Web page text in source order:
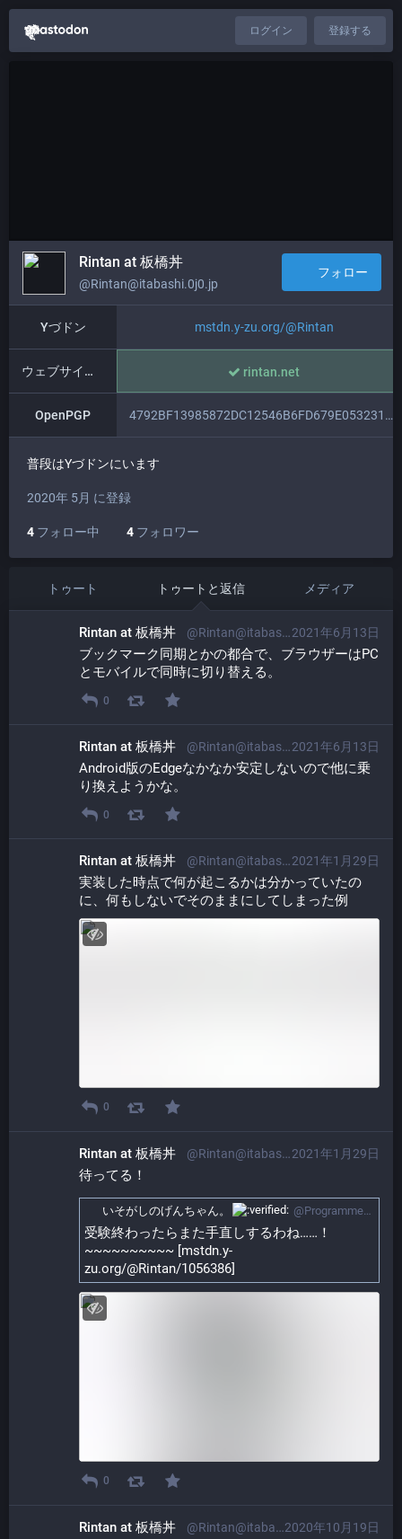
ログイン 登録する
Rintan at 板橋丼
@Rintan@itabashi.0j0.jp
フォロー
Yづドン mstdn.y-zu.org/@Rintan
ウェブサイト/Website rintan.net
OpenPGP 4792BF13985872DC12546B6FD679E0532311765C
普段はYづドンにいます
2020年 5月 に登録
4 フォロー中 4 フォロワー
トゥート トゥートと返信 メディア
2021年6月13日
Rintan at 板橋丼 @Rintan@itabashi.0j0.jp
ブックマーク同期とかの都合で、ブラウザーはPC
とモバイルで同時に切り替える。
0
2021年6月13日
Rintan at 板橋丼 @Rintan@itabashi.0j0.jp
Android版のEdgeなかなか安定しないので他に乗
り換えようかな。
0
2021年1月29日
Rintan at 板橋丼 @Rintan@itabashi.0j0.jp
実装した時点で何が起こるかは分かっていたの
に、何もしないでそのままにしてしまった例
0
2021年1月29日
Rintan at 板橋丼 @Rintan@itabashi.0j0.jp
待ってる！
いそがしのげんちゃん。​ @ProgrammerGenboo@itabashi.0j0.jp
受験終わったらまた手直しするわね……！
~~~~~~~~~~ [mstdn.y-
zu.org/@Rintan/1056386]
0
2020年10月19日
Rintan at 板橋丼 @Rintan@itabashi.0j0.jp